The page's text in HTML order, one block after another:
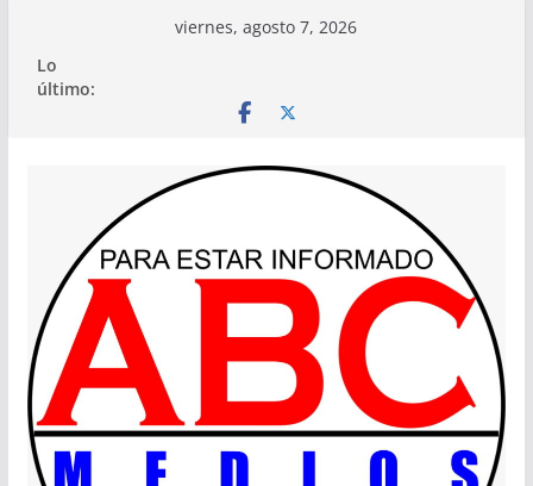
contenido
viernes, agosto 7, 2026
Lo
último: